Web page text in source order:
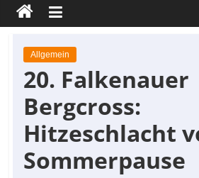
Allgemein
20. Falkenauer
Bergcross:
Hitzeschlacht
Sommerpause